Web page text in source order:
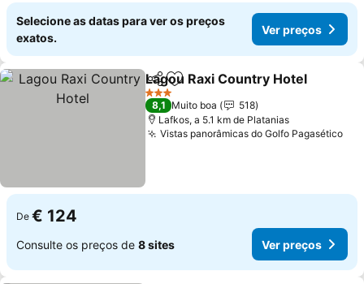
Selecione as datas para ver os preços
exatos.
Ver preços
PartilharAdicionar aos favoritos
Lagou Raxi Country Hotel
3 Estrelas
8,1 Muito boa
518
Lafkos, a 5.1 km de Platanias
Vistas panorâmicas do Golfo Pagasético
De € 124
Consulte os preços de 8 sites Ver preços